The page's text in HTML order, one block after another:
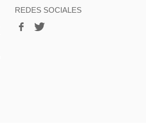
REDES SOCIALES